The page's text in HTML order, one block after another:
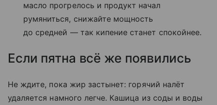
масло прогрелось и продукт начал
румяниться, снижайте мощность
до средней — так кипение станет спокойнее.
Если пятна всё же появились
Не ждите, пока жир застынет: горячий налёт
удаляется намного легче. Кашица из соды и воды